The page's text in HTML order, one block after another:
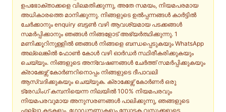
ഉപഭോക്താക്കളെ വിലമതിക്കുന്നു, അതേ സമയം, നിയമപരമായ
അധികാരത്തെ മാനിക്കുന്നു. നിങ്ങളുടെ ഉൽപ്പന്നങ്ങൾ കാർട്ടിൽ
ചേർക്കാനും enquiry ബട്ടൺ വഴി ആവശ്യമായ പടക്കങ്ങൾ
സമർപ്പിക്കാനും ഞങ്ങൾ നിങ്ങളോട് അഭ്യർത്ഥിക്കുന്നു. 1
മണിക്കൂറിനുള്ളിൽ ഞങ്ങൾ നിങ്ങളെ ബന്ധപ്പെടുകയും WhatsApp
അല്ലെങ്കിൽ ഫോൺ കോൾ വഴി ഓർഡർ സ്ഥിരീകരിക്കുകയും
ചെയ്യും. നിങ്ങളുടെ അന്വേഷണങ്ങൾ ചേർത്ത് സമർപ്പിക്കുകയും
ക്രാക്കേഴ്സ് കോർണറിനൊപ്പം നിങ്ങളുടെ ദീപാവലി
ആസ്വദിക്കുകയും ചെയ്യുക. ക്രാക്കേഴ്സ് കോർണർ ഒരു
ട്രേഡിംഗ് കമ്പനിയെന്ന നിലയിൽ 100% നിയമപരവും
നിയമപരവുമായ അനുസരണങ്ങൾ പാലിക്കുന്നു, ഞങ്ങളുടെ
എല്ലാ കടകളും, ഗോഡൗണുകളും സ്ഫോടക വസ്തുക്കളുടെ